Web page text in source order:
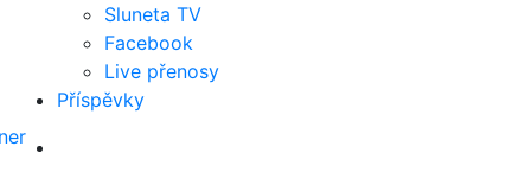
Sluneta TV
Facebook
Live přenosy
Příspěvky